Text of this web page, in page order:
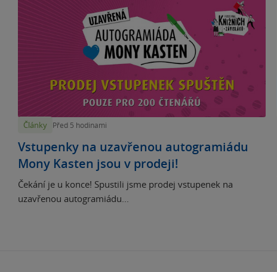
Články Před 5 hodinami
Vstupenky na uzavřenou autogramiádu
Mony Kasten jsou v prodeji!
Čekání je u konce! Spustili jsme prodej vstupenek na
uzavřenou autogramiádu...